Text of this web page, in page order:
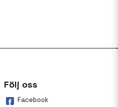
Följ oss
Facebook